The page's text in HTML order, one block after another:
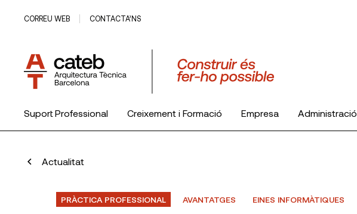
CORREU WEB CONTACTA’NS
Suport Professional Creixement i Formació Empresa Administració
Actualitat
PRÀCTICA PROFESSIONAL AVANTATGES EINES INFORMÀTIQUES